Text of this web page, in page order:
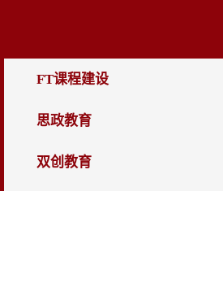
FT课程建设
思政教育
双创教育